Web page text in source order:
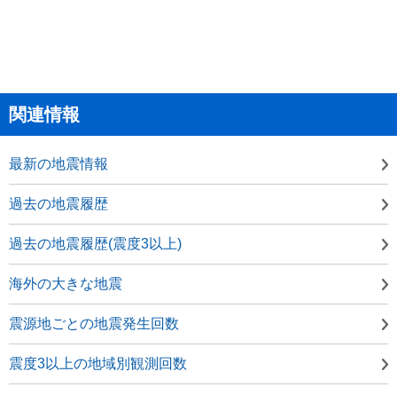
関連情報
最新の地震情報
過去の地震履歴
過去の地震履歴(震度3以上)
海外の大きな地震
震源地ごとの地震発生回数
震度3以上の地域別観測回数